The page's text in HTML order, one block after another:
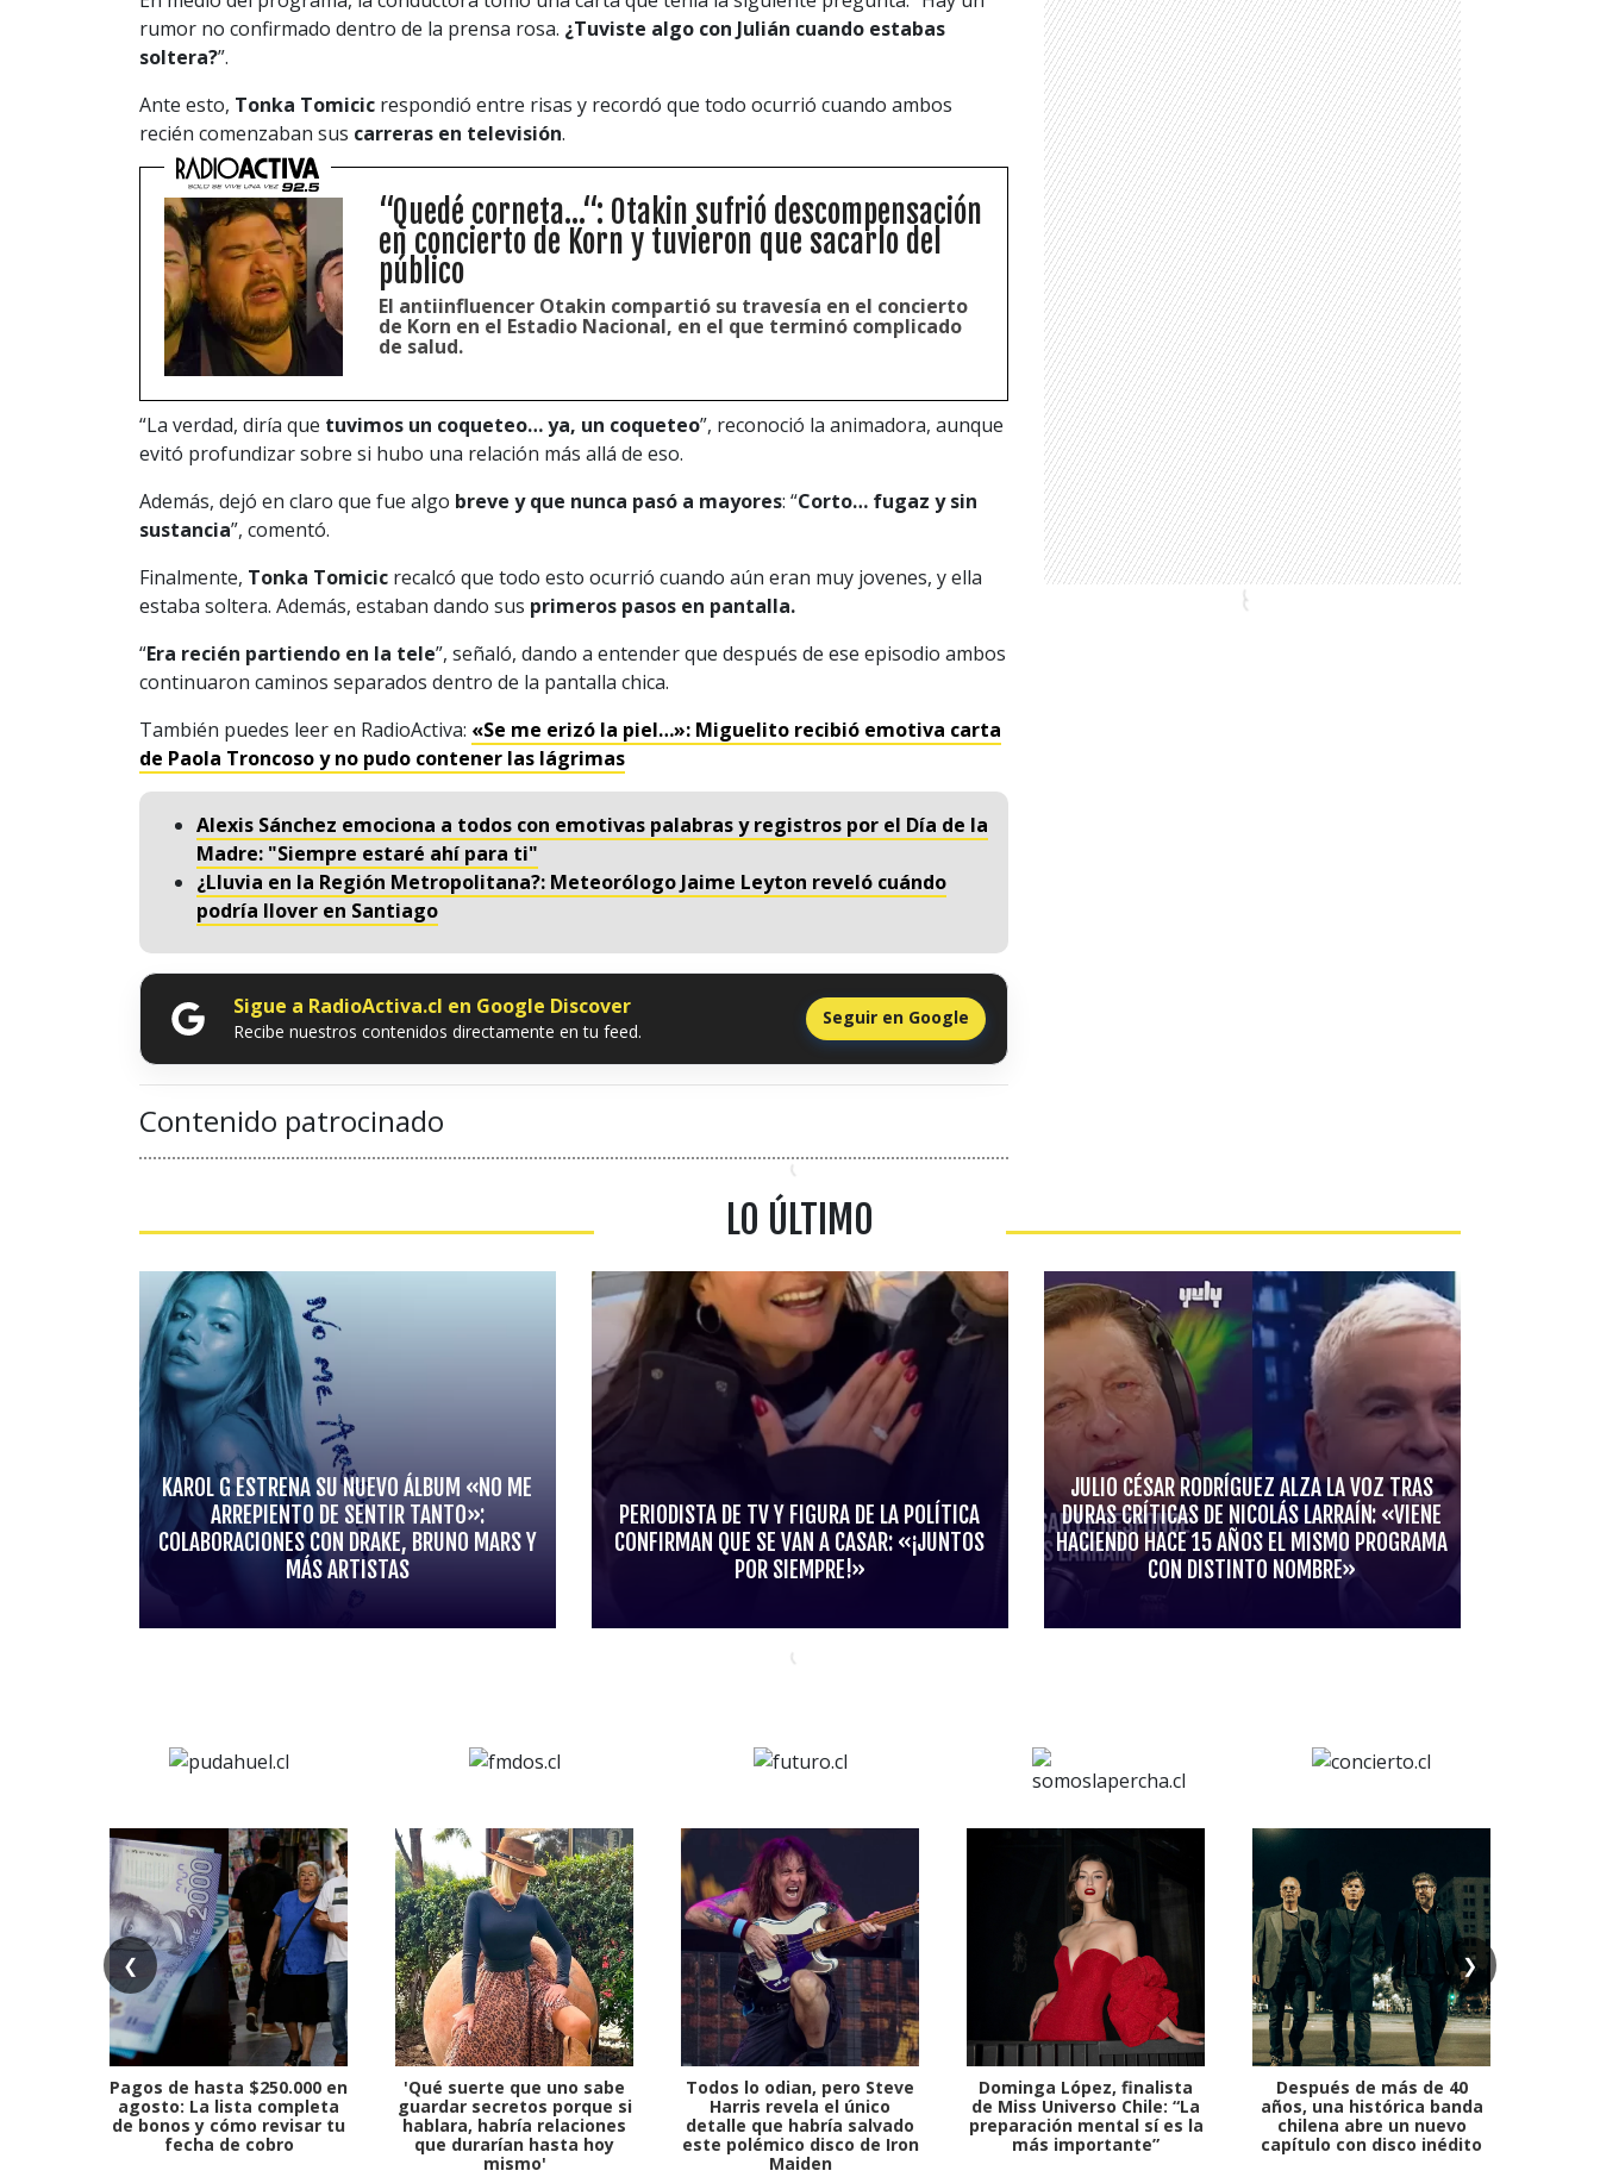
rumor no confirmado dentro de la prensa rosa. ¿Tuviste algo con Julián cuando estabas
soltera?”.
Ante esto, Tonka Tomicic respondió entre risas y recordó que todo ocurrió cuando ambos
recién comenzaban sus carreras en televisión.
“Quedé corneta...“: Otakin sufrió descompensación
en concierto de Korn y tuvieron que sacarlo del
público
El antiinfluencer Otakin compartió su travesía en el concierto
de Korn en el Estadio Nacional, en el que terminó complicado
de salud.
“La verdad, diría que tuvimos un coqueteo… ya, un coqueteo”, reconoció la animadora, aunque
evitó profundizar sobre si hubo una relación más allá de eso.
Además, dejó en claro que fue algo breve y que nunca pasó a mayores: “Corto… fugaz y sin
sustancia”, comentó.
Finalmente, Tonka Tomicic recalcó que todo esto ocurrió cuando aún eran muy jovenes, y ella
estaba soltera. Además, estaban dando sus primeros pasos en pantalla.
“Era recién partiendo en la tele”, señaló, dando a entender que después de ese episodio ambos
continuaron caminos separados dentro de la pantalla chica.
También puedes leer en RadioActiva: «Se me erizó la piel…»: Miguelito recibió emotiva carta
de Paola Troncoso y no pudo contener las lágrimas
Alexis Sánchez emociona a todos con emotivas palabras y registros por el Día de la
Madre: "Siempre estaré ahí para ti"
¿Lluvia en la Región Metropolitana?: Meteorólogo Jaime Leyton reveló cuándo
podría llover en Santiago
Sigue a RadioActiva.cl en Google Discover
Recibe nuestros contenidos directamente en tu feed.
Seguir en Google
Contenido patrocinado
LO ÚLTIMO
KAROL G ESTRENA SU NUEVO ÁLBUM «NO ME
ARREPIENTO DE SENTIR TANTO»:
COLABORACIONES CON DRAKE, BRUNO MARS Y
MÁS ARTISTAS
PERIODISTA DE TV Y FIGURA DE LA POLÍTICA
CONFIRMAN QUE SE VAN A CASAR: «¡JUNTOS
POR SIEMPRE!»
JULIO CÉSAR RODRÍGUEZ ALZA LA VOZ TRAS
DURAS CRÍTICAS DE NICOLÁS LARRAÍN: «VIENE
HACIENDO HACE 15 AÑOS EL MISMO PROGRAMA
CON DISTINTO NOMBRE»
❮ ❯
Pagos de hasta $250.000 en
agosto: La lista completa
de bonos y cómo revisar tu
fecha de cobro
'Qué suerte que uno sabe
guardar secretos porque si
hablara, habría relaciones
que durarían hasta hoy
mismo'
Todos lo odian, pero Steve
Harris revela el único
detalle que habría salvado
este polémico disco de Iron
Maiden
Dominga López, finalista
de Miss Universo Chile: “La
preparación mental sí es la
más importante”
Después de más de 40
años, una histórica banda
chilena abre un nuevo
capítulo con disco inédito